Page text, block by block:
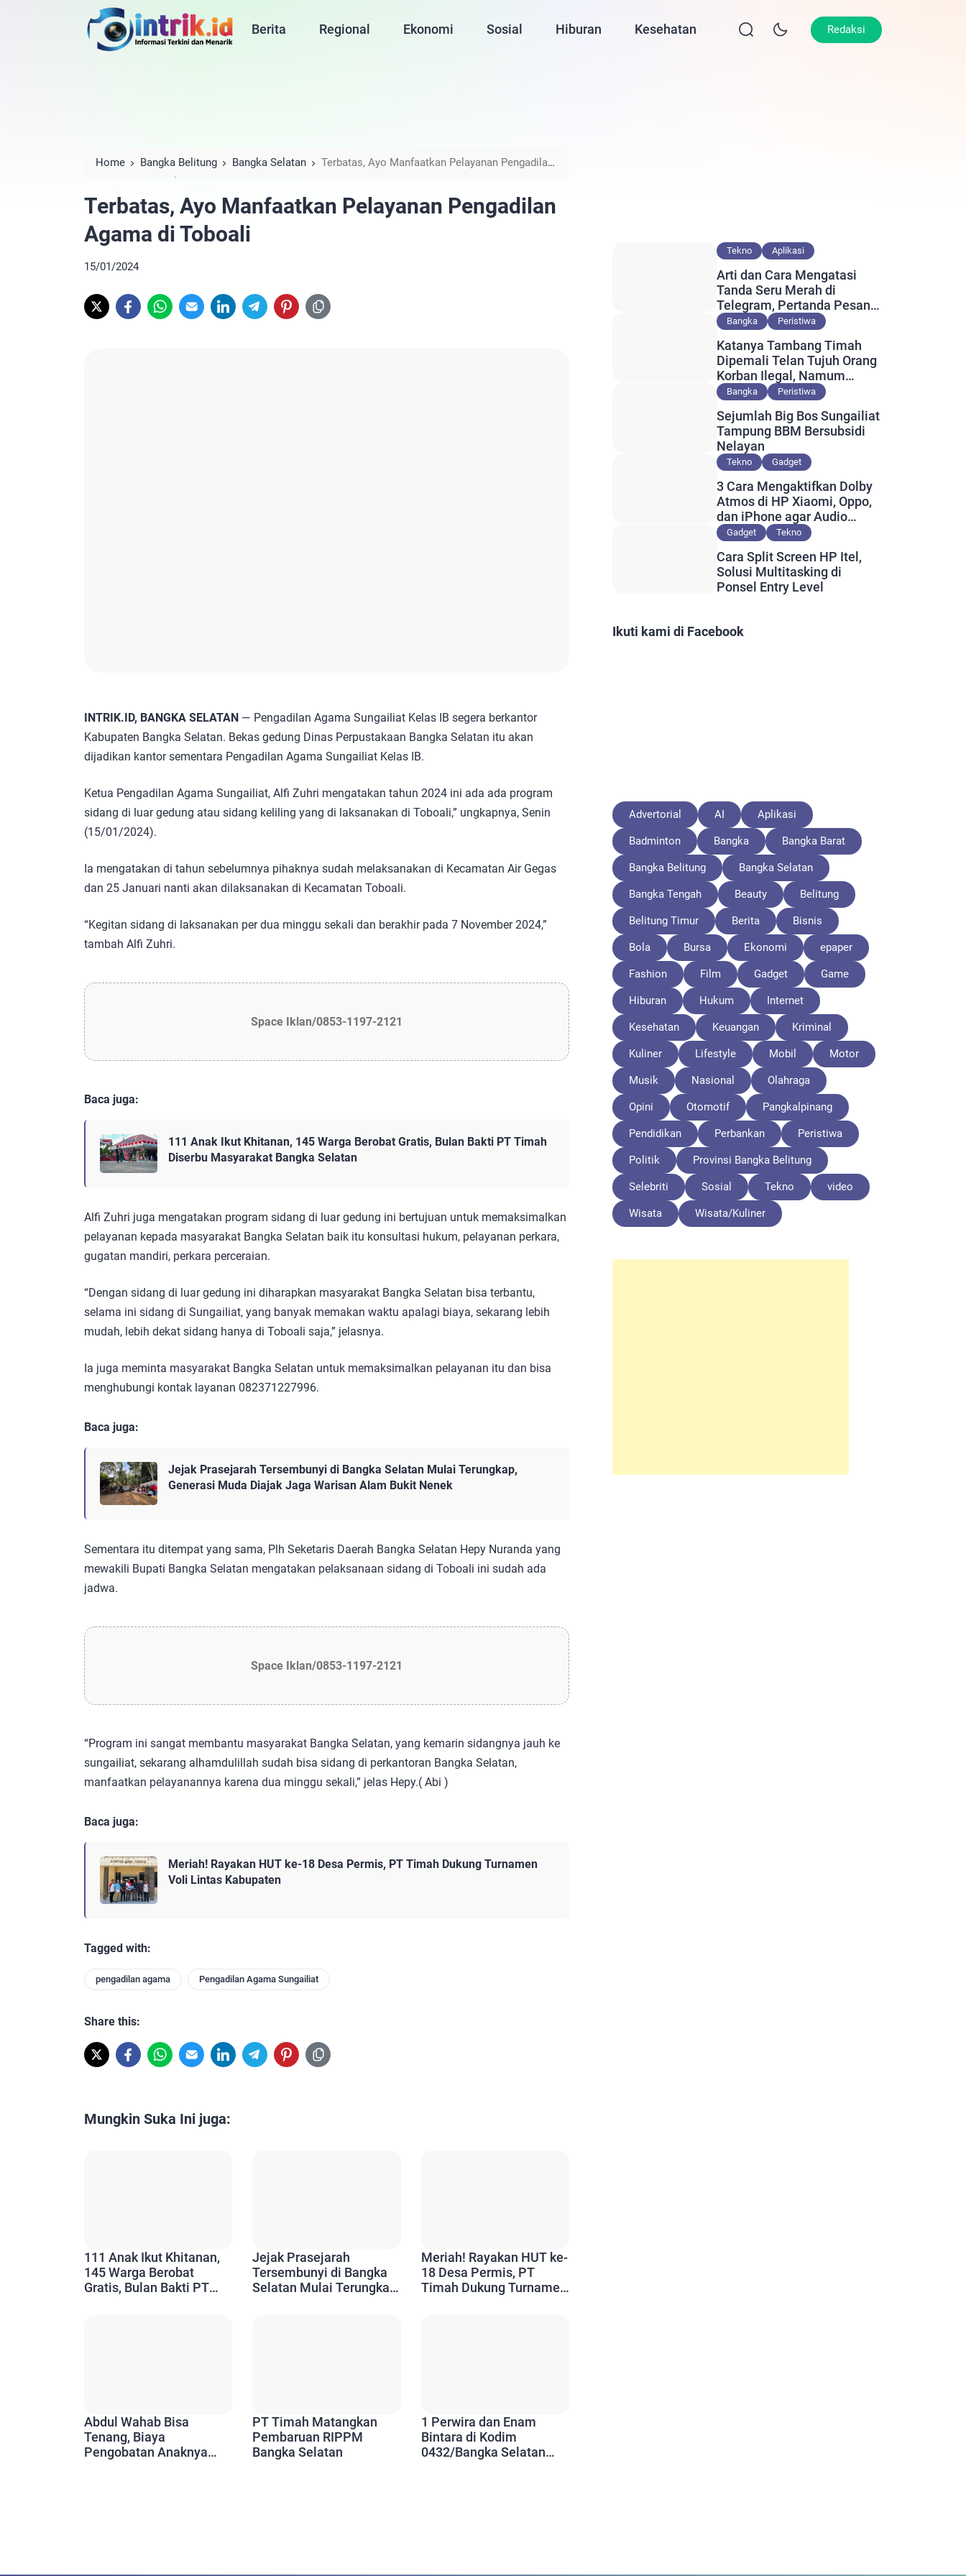
Berita Regional Ekonomi Sosial Hiburan Kesehatan Lifestyle Olahraga
Redaksi
Home Bangka Belitung Bangka Selatan
Terbatas, Ayo Manfaatkan Pelayanan Pengadilan
Agama di Toboali
Terbatas, Ayo Manfaatkan Pelayanan Pengadilan
Agama di Toboali
15/01/2024
INTRIK.ID, BANGKA SELATAN — Pengadilan Agama Sungailiat Kelas IB segera berkantor
Kabupaten Bangka Selatan. Bekas gedung Dinas Perpustakaan Bangka Selatan itu akan
dijadikan kantor sementara Pengadilan Agama Sungailiat Kelas IB.
Ketua Pengadilan Agama Sungailiat, Alfi Zuhri mengatakan tahun 2024 ini ada ada program
sidang di luar gedung atau sidang keliling yang di laksanakan di Toboali,” ungkapnya, Senin
(15/01/2024).
Ia mengatakan di tahun sebelumnya pihaknya sudah melaksanakan di Kecamatan Air Gegas
dan 25 Januari nanti akan dilaksanakan di Kecamatan Toboali.
“Kegitan sidang di laksanakan per dua minggu sekali dan berakhir pada 7 November 2024,”
tambah Alfi Zuhri.
Space Iklan/0853-1197-2121
Baca juga:
111 Anak Ikut Khitanan, 145 Warga Berobat Gratis, Bulan Bakti PT Timah
Diserbu Masyarakat Bangka Selatan
Alfi Zuhri juga mengatakan program sidang di luar gedung ini bertujuan untuk memaksimalkan
pelayanan kepada masyarakat Bangka Selatan baik itu konsultasi hukum, pelayanan perkara,
gugatan mandiri, perkara perceraian.
“Dengan sidang di luar gedung ini diharapkan masyarakat Bangka Selatan bisa terbantu,
selama ini sidang di Sungailiat, yang banyak memakan waktu apalagi biaya, sekarang lebih
mudah, lebih dekat sidang hanya di Toboali saja,” jelasnya.
Ia juga meminta masyarakat Bangka Selatan untuk memaksimalkan pelayanan itu dan bisa
menghubungi kontak layanan 082371227996.
Baca juga:
Jejak Prasejarah Tersembunyi di Bangka Selatan Mulai Terungkap,
Generasi Muda Diajak Jaga Warisan Alam Bukit Nenek
Sementara itu ditempat yang sama, Plh Seketaris Daerah Bangka Selatan Hepy Nuranda yang
mewakili Bupati Bangka Selatan mengatakan pelaksanaan sidang di Toboali ini sudah ada
jadwa.
Space Iklan/0853-1197-2121
“Program ini sangat membantu masyarakat Bangka Selatan, yang kemarin sidangnya jauh ke
sungailiat, sekarang alhamdulillah sudah bisa sidang di perkantoran Bangka Selatan,
manfaatkan pelayanannya karena dua minggu sekali,” jelas Hepy.( Abi )
Baca juga:
Meriah! Rayakan HUT ke-18 Desa Permis, PT Timah Dukung Turnamen
Voli Lintas Kabupaten
Tagged with:
pengadilan agama Pengadilan Agama Sungailiat
Share this:
Mungkin Suka Ini juga:
111 Anak Ikut Khitanan,
145 Warga Berobat
Gratis, Bulan Bakti PT
Jejak Prasejarah
Tersembunyi di Bangka
Selatan Mulai Terungkap,
Meriah! Rayakan HUT ke-
18 Desa Permis, PT
Timah Dukung Turnamen
Abdul Wahab Bisa
Tenang, Biaya
Pengobatan Anaknya
PT Timah Matangkan
Pembaruan RIPPM
Bangka Selatan
1 Perwira dan Enam
Bintara di Kodim
0432/Bangka Selatan
Tekno Aplikasi
Arti dan Cara Mengatasi
Tanda Seru Merah di
Telegram, Pertanda Pesan
Gagal Terkirim?
Bangka Peristiwa
Katanya Tambang Timah
Dipemali Telan Tujuh Orang
Korban Ilegal, Namum
Muncul Slip Pembayaran
Bangka Peristiwa
Sejumlah Big Bos Sungailiat
Tampung BBM Bersubsidi
Nelayan
Tekno Gadget
3 Cara Mengaktifkan Dolby
Atmos di HP Xiaomi, Oppo,
dan iPhone agar Audio
Lebih Maksimal
Gadget Tekno
Cara Split Screen HP Itel,
Solusi Multitasking di
Ponsel Entry Level
Ikuti kami di Facebook
Advertorial AI Aplikasi
Badminton Bangka Bangka Barat
Bangka Belitung Bangka Selatan
Bangka Tengah Beauty Belitung
Belitung Timur Berita Bisnis
Bola Bursa Ekonomi epaper
Fashion Film Gadget Game
Hiburan Hukum Internet
Kesehatan Keuangan Kriminal
Kuliner Lifestyle Mobil Motor
Musik Nasional Olahraga
Opini Otomotif Pangkalpinang
Pendidikan Perbankan Peristiwa
Politik Provinsi Bangka Belitung
Selebriti Sosial Tekno video
Wisata Wisata/Kuliner